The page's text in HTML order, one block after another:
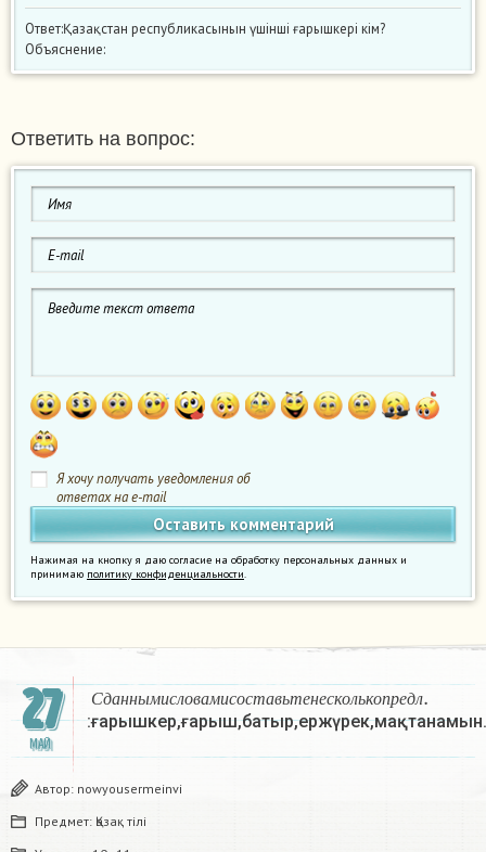
Ответ:Қазақстан республикасынын үшінші ғарышкері кім?
Объяснение:
Ответить на вопрос:
Я хочу получать уведомления об
ответах на e-mail
Нажимая на кнопку я даю согласие на обработку персональных данных и
принимаю политику конфиденциальности.
27
МАЙ
С д а н н ыми сл о в ами с о с т а в ьт е н е с кол ько пр е дл
Сданнымисловам и с о ставьтенеско ько
:ғарышкер,ғарыш,батыр,ержүрек,мақтанамын.​
Автор: nowyousermeinvi
Предмет: Қазақ тiлi